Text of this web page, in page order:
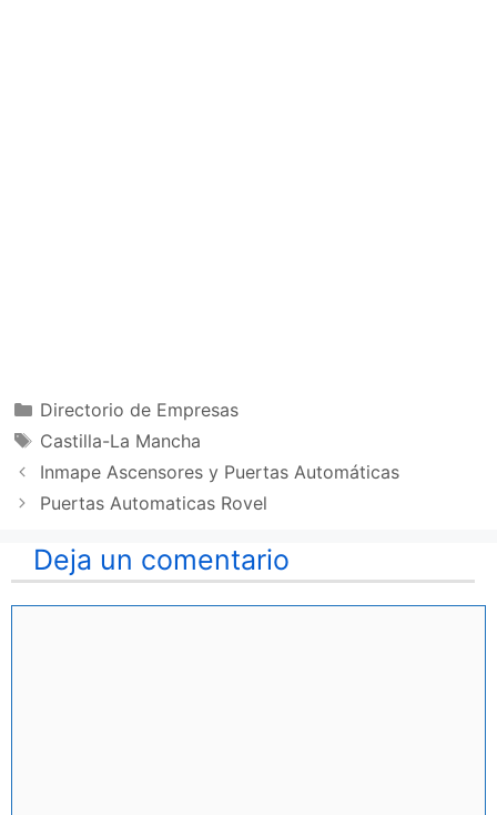
Categorías
Directorio de Empresas
Etiquetas
Castilla-La Mancha
Inmape Ascensores y Puertas Automáticas
Puertas Automaticas Rovel
Deja un comentario